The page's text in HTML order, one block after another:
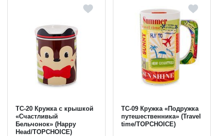
TC-20 Кружка с крышкой
«Счастливый
Бельчонок» (Happy
Head/TOPCHOICE)
TC-09 Кружка «Подружка
путешественника» (Travel
time/TOPCHOICE)